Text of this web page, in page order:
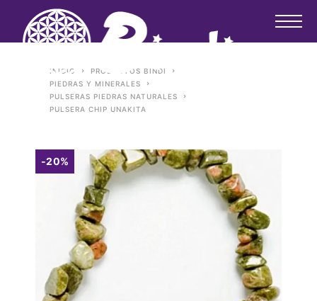
INICIO
PRODUCTOS BINDI
PIEDRAS Y MINERALES
PULSERAS PIEDRAS NATURALES
PULSERA CHIP UNAKITA
-20%